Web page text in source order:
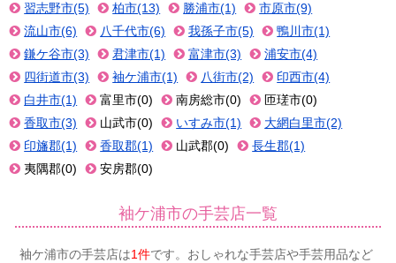
習志野市(5)
柏市(13) 勝浦市(1)
市原市(9)
流山市(6)
八千代市(6) 我孫子市(5)
鴨川市(1)
鎌ケ谷市(3)
君津市(1) 富津市(3)
浦安市(4)
四街道市(3)
袖ケ浦市(1) 八街市(2)
印西市(4)
白井市(1)
富里市(0) 南房総市(0)
匝瑳市(0)
香取市(3)
山武市(0) いすみ市(1)
大網白里市(2)
印旛郡(1)
香取郡(1) 山武郡(0)
長生郡(1)
夷隅郡(0)
安房郡(0)
袖ケ浦市の手芸店一覧
袖ケ浦市の手芸店は1件です。おしゃれな手芸店や手芸用品など